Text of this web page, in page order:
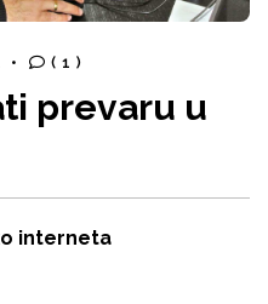
• ( 1 )
prevaru u
interneta